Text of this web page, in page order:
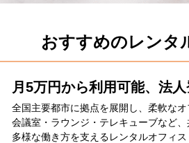
おすすめのレンタ
月5万円から利用可能、法
全国主要都市に拠点を展開し、柔軟なオ
会議室・ラウンジ・テレキューブなど、
多様な働き方を支えるレンタルオフィス